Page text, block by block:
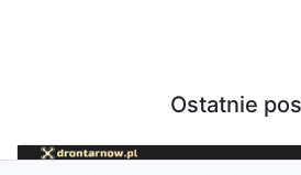
Ostatnie